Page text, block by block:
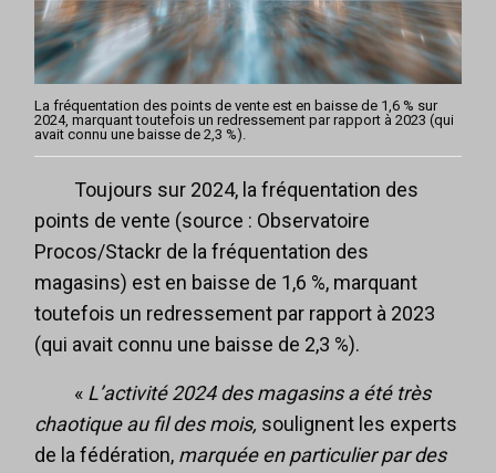
La fréquentation des points de vente est en baisse de 1,6 % sur
2024, marquant toutefois un redressement par rapport à 2023 (qui
avait connu une baisse de 2,3 %).
Toujours sur 2024, la fréquentation des
points de vente (source : Observatoire
Procos/Stackr de la fréquentation des
magasins) est en baisse de 1,6 %, marquant
toutefois un redressement par rapport à 2023
(qui avait connu une baisse de 2,3 %).
« L’activité 2024 des magasins a été très
chaotique au fil des mois, soulignent les experts
de la fédération, marquée en particulier par des